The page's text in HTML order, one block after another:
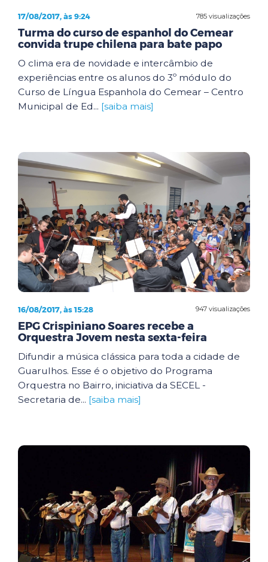
785 visualizações
17/08/2017, às 9:24
Turma do curso de espanhol do Cemear
convida trupe chilena para bate papo
O clima era de novidade e intercâmbio de
experiências entre os alunos do 3º módulo do
Curso de Língua Espanhola do Cemear – Centro
Municipal de Ed... [saiba mais]
947 visualizações
16/08/2017, às 15:28
EPG Crispiniano Soares recebe a
Orquestra Jovem nesta sexta-feira
Difundir a música clássica para toda a cidade de
Guarulhos. Esse é o objetivo do Programa
Orquestra no Bairro, iniciativa da SECEL -
Secretaria de... [saiba mais]